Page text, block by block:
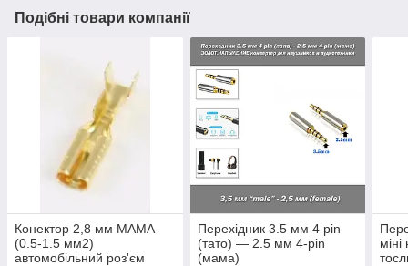
Подібні товари компанії
Конектор 2,8 мм МАМА
(0.5-1.5 мм2)
автомобільний роз'єм
Перехідник 3.5 мм 4 pin
(тато) — 2.5 мм 4-pin
(мама)